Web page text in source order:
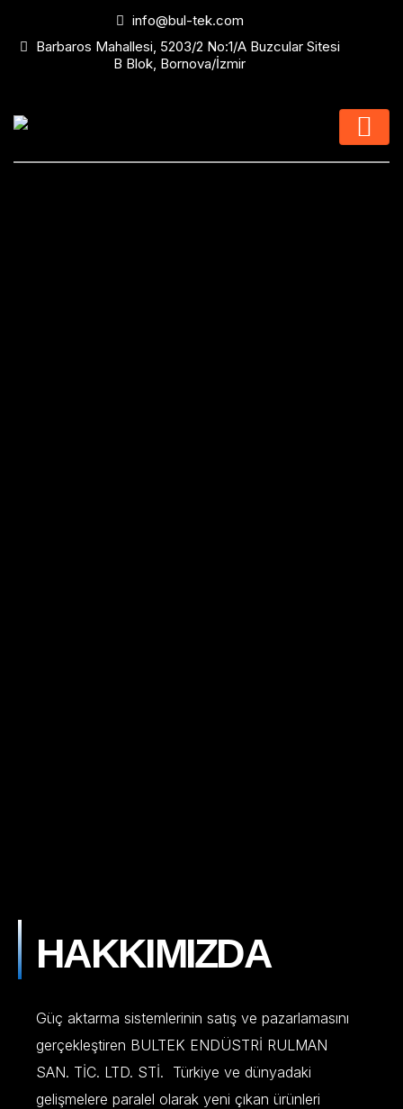
info@bul-tek.com
Barbaros Mahallesi, 5203/2 No:1/A Buzcular Sitesi
B Blok, Bornova/İzmir
HAKKIMIZDA
Güç aktarma sistemlerinin satış ve pazarlamasını
gerçekleştiren BULTEK ENDÜSTRİ RULMAN
SAN. TİC. LTD. STİ. Türkiye ve dünyadaki
gelişmelere paralel olarak yeni çıkan ürünleri